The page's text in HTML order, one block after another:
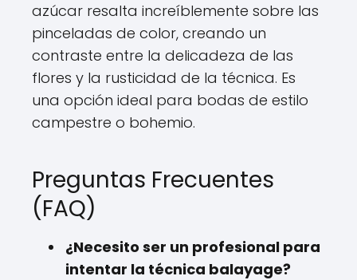
azúcar resalta increíblemente sobre las
pinceladas de color, creando un
contraste entre la delicadeza de las
flores y la rusticidad de la técnica. Es
una opción ideal para bodas de estilo
campestre o bohemio.
Preguntas Frecuentes
(FAQ)
¿Necesito ser un profesional para
intentar la técnica balayage?